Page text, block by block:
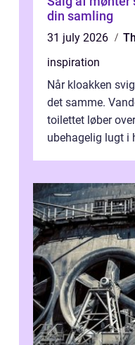
din samling
31 july 2026
inspiration
Når kloakken
det samme.
toilettet løber
ubehagelig lugt i